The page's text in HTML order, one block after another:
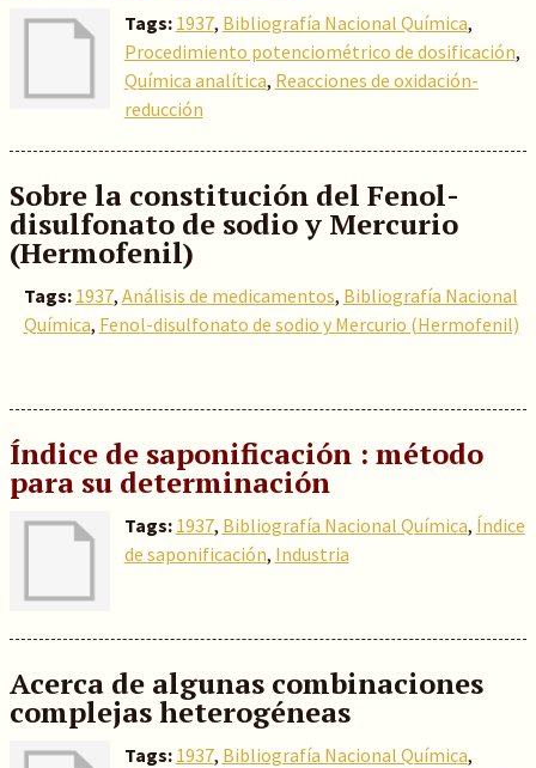
Tags: 1937, Bibliografía Nacional Química,
Procedimiento potenciométrico de dosificación,
Química analítica, Reacciones de oxidación-
reducción
Sobre la constitución del Fenol-
disulfonato de sodio y Mercurio
(Hermofenil)
Tags: 1937, Análisis de medicamentos, Bibliografía Nacional
Química, Fenol-disulfonato de sodio y Mercurio (Hermofenil)
Índice de saponificación : método
para su determinación
Tags: 1937, Bibliografía Nacional Química, Índice
de saponificación, Industria
Acerca de algunas combinaciones
complejas heterogéneas
Tags: 1937, Bibliografía Nacional Química,